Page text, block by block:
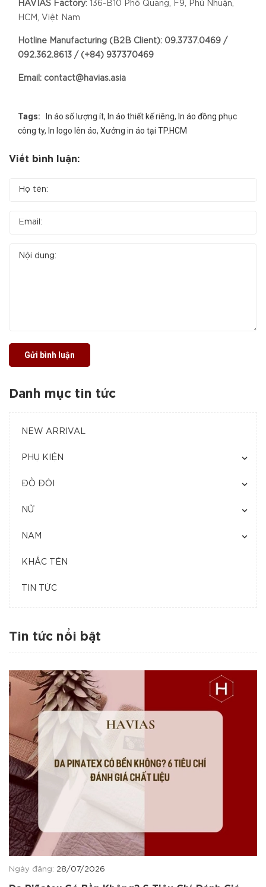
HAVIAS Factory: 136-B10 Phổ Quang, F9, Phú Nhuận,
HCM, Việt Nam
Hotline Manufacturing (B2B Client): 09.3737.0469 /
092.362.8613 / (+84) 937370469
Email: contact@havias.asia
Tags: In áo số lượng ít, In áo thiết kế riêng, In áo đồng phục
công ty, In logo lên áo, Xưởng in áo tại TP.HCM
Viết bình luận:
Gửi bình luận
Danh mục tin tức
NEW ARRIVAL
PHỤ KIỆN
ĐỒ ĐÔI
NỮ
NAM
KHẮC TÊN
TIN TỨC
Tin tức nổi bật
Ngày đăng: 28/07/2026